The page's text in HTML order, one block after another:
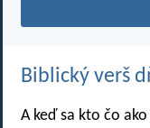
Biblický verš
A keď sa kto čo